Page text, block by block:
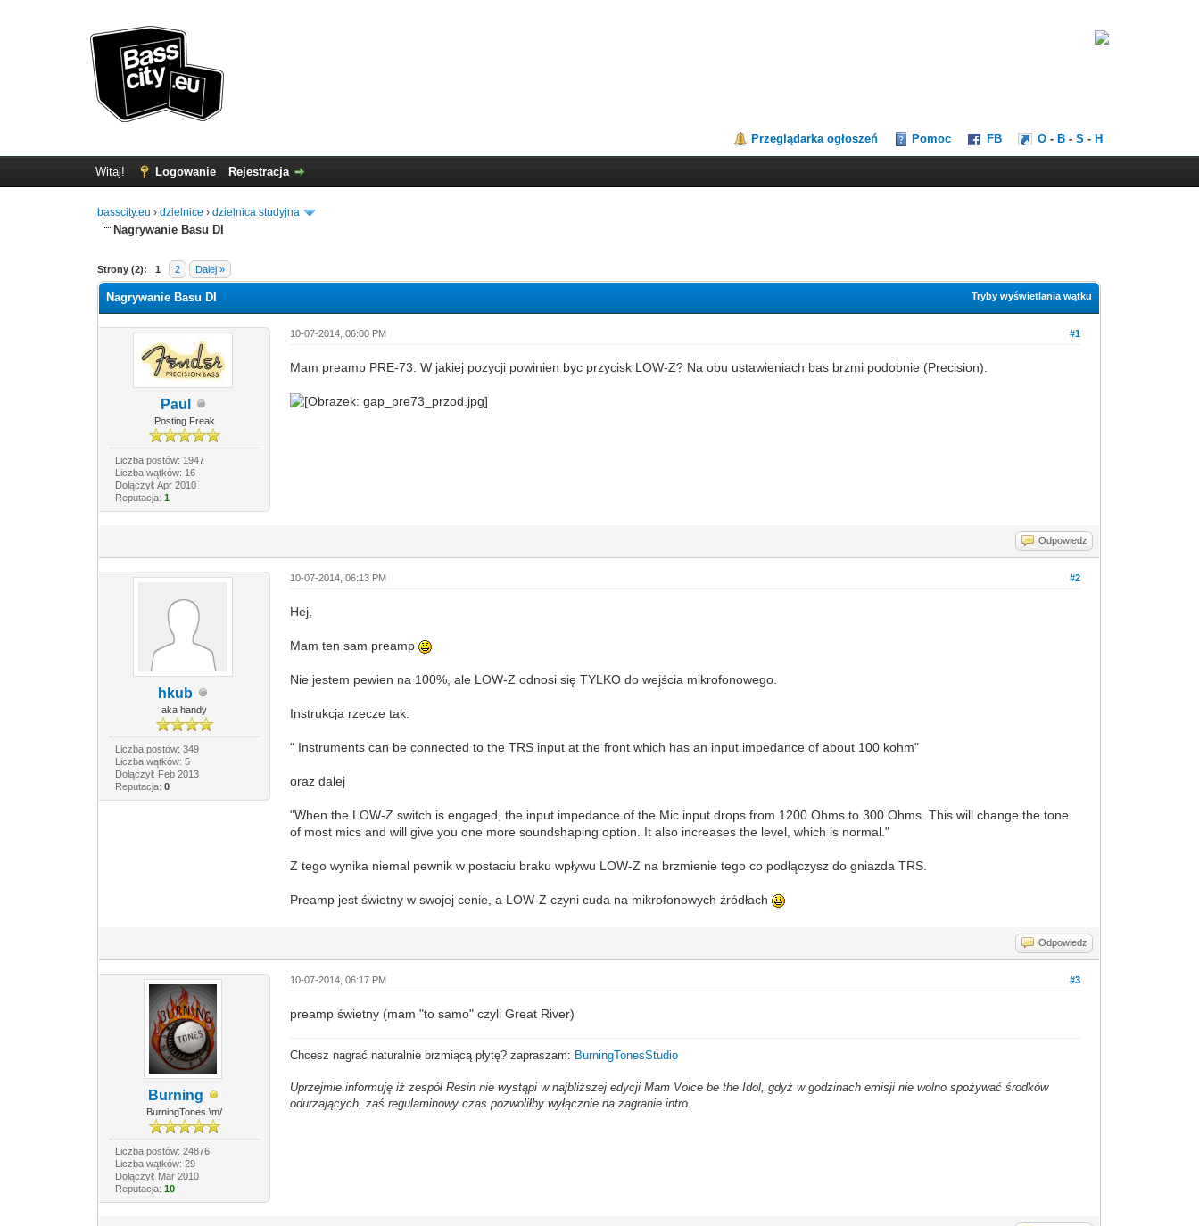
Przeglądarka ogłoszeń Pomoc FB O - B -S - H
Witaj! Logowanie Rejestracja
basscity.eu ›dzielnice ›dzielnica studyjna
Nagrywanie Basu DI
Strony (2): 1 2 Dalej »
Tryby wyświetlania wątku
Nagrywanie Basu DI
Paul
Posting Freak
Liczba postów: 1947
Liczba wątków: 16
Dołączył: Apr 2010
Reputacja: 1
#1
10-07-2014, 06:00 PM
Mam preamp PRE-73. W jakiej pozycji powinien byc przycisk LOW-Z? Na obu ustawieniach bas brzmi podobnie (Precision).
Odpowiedz
hkub
aka handy
Liczba postów: 349
Liczba wątków: 5
Dołączył: Feb 2013
Reputacja: 0
#2
10-07-2014, 06:13 PM
Hej,
Mam ten sam preamp
Nie jestem pewien na 100%, ale LOW-Z odnosi się TYLKO do wejścia mikrofonowego.
Instrukcja rzecze tak:
" Instruments can be connected to the TRS input at the front which has an input impedance of about 100 kohm"
oraz dalej
"When the LOW-Z switch is engaged, the input impedance of the Mic input drops from 1200 Ohms to 300 Ohms. This will change the tone
of most mics and will give you one more soundshaping option. It also increases the level, which is normal."
Z tego wynika niemal pewnik w postaciu braku wpływu LOW-Z na brzmienie tego co podłączysz do gniazda TRS.
Preamp jest świetny w swojej cenie, a LOW-Z czyni cuda na mikrofonowych źródłach
Odpowiedz
Burning
BurningTones \m/
Liczba postów: 24876
Liczba wątków: 29
Dołączył: Mar 2010
Reputacja: 10
#3
10-07-2014, 06:17 PM
preamp świetny (mam "to samo" czyli Great River)
Chcesz nagrać naturalnie brzmiącą płytę? zapraszam: BurningTonesStudio
Uprzejmie informuję iż zespół Resin nie wystąpi w najbliższej edycji Mam Voice be the Idol, gdyż w godzinach emisji nie wolno spożywać środków
odurzających, zaś regulaminowy czas pozwoliłby wyłącznie na zagranie intro.